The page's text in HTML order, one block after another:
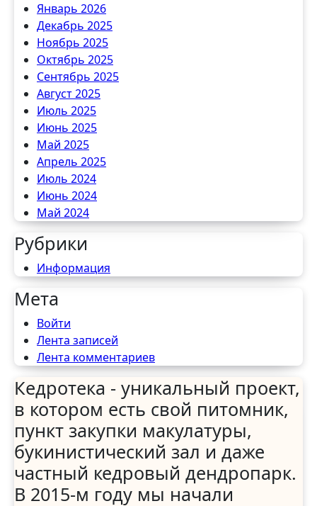
Январь 2026
Декабрь 2025
Ноябрь 2025
Октябрь 2025
Сентябрь 2025
Август 2025
Июль 2025
Июнь 2025
Май 2025
Апрель 2025
Июль 2024
Июнь 2024
Май 2024
Рубрики
Информация
Мета
Войти
Лента записей
Лента комментариев
Кедротека - уникальный проект,
в котором есть свой питомник,
пункт закупки макулатуры,
букинистический зал и даже
частный кедровый дендропарк.
В 2015-м году мы начали